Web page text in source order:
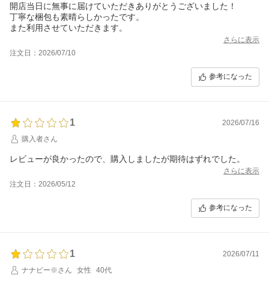
開店当日に無事に届けていただきありがとうございました！
丁寧な梱包も素晴らしかったです。
また利用させていただきます。
さらに表示
注文日：2026/07/10
参考になった
1
2026/07/16
購入者さん
レビューが良かったので、購入しましたが期待はずれでした。
さらに表示
注文日：2026/05/12
参考になった
1
2026/07/11
ナナピー※さん
女性 40代